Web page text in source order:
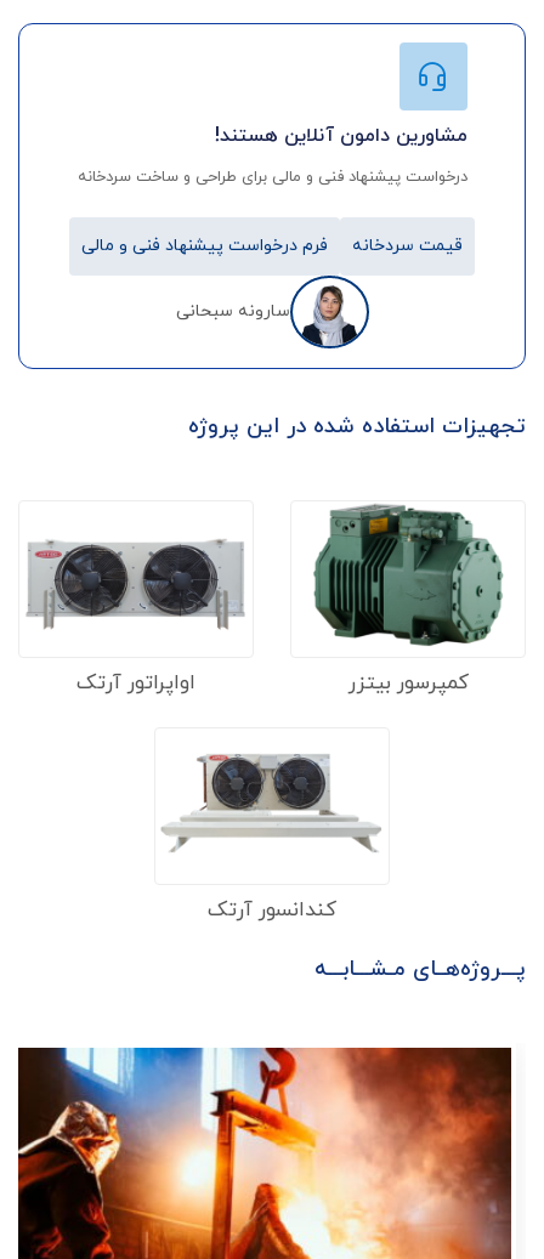
مشاورین دامون آنلاین هستند!
درخواست پیشنهاد فنی و مالی برای طراحی و ساخت سردخانه
قیمت سردخانه فرم درخواست پیشنهاد فنی و مالی
سارونه سبحانی
تجهیزات استفاده شده در این پروژه
کمپرسور بیتزر اواپراتور آرتک
کندانسور آرتک
پـــروژه‌هــای مـشـــابـــه